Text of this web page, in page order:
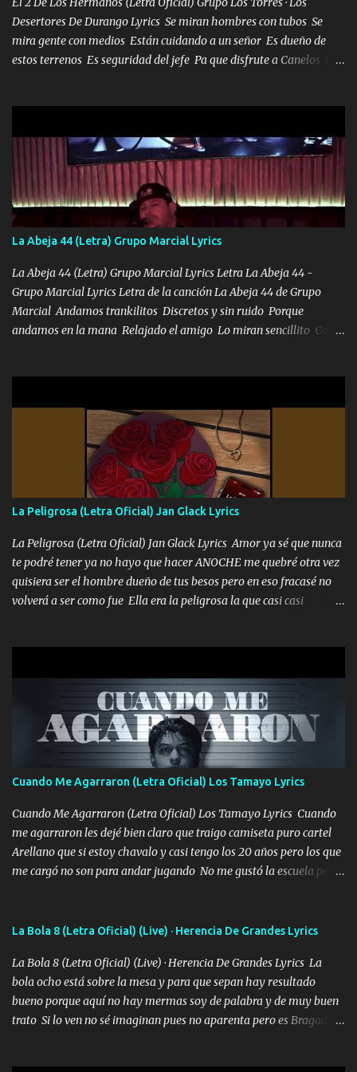
Desertores De Durango Lyrics Se miran hombres con tubos Se
mira gente con medios Están cuidando a un señor Es dueño de
estos terrenos Es seguridad del jefe Pa que disfrute a Canelos Es
ni tampoco las mujeres porque es platica de grandes por eso hay
que estar alegres doy las instrucciones para atender los deberes
Música Si es que salta algún problema de confianza tengo gente
ahí está el Hombre Cuarenta y también Pariente 7 arreglan
cualquier problema no más es cuestión que ordené NOS HACE
FALTA UN HERMANO DE CLAVE ERA EL 24 SIEMPRE FUE UN
HOMBRE VALIENTE POR ALGO M'URIÓ PELEAND0 SIEMPRE
VIO POR LA FAMILIA PARA QUE SIGA EL LEGADO Es el DOS de
los HERMANOS un cerebro inteligente y com...
La Abeja 44 (Letra) Grupo Marcial Lyrics
La Abeja 44 (Letra) Grupo Marcial Lyrics Letra La Abeja 44 -
Grupo Marcial Lyrics Letra de la canción La Abeja 44 de Grupo
Marcial Andamos trankilitos Discretos y sin ruido Porque
andamos en la mana Relajado el amigo Lo miran sencillito Con
coronamos Se jala los marciales Y sus guitarras ya van sonando
Un gallardo me prendo Para agarrar el vuelo y la mente y
tranquilizando Tomense un buen trago Y así es como empezamos
los versos que voy cantando (Music) A vido alta y bajas La carreta
se atora Pero nunca le aflojamos Ya me han pasado cosas Y
aunque ustedes no sepan Pero la vida es muy corta Hay que
echarle chingazos Y seguir trabajando porque nada es...
La Peligrosa (Letra Oficial) Jan Glack Lyrics
La Peligrosa (Letra Oficial) Jan Glack Lyrics Amor ya sé que nunca
te podré tener ya no hayo que hacer ANOCHE me quebré otra vez
quisiera ser el hombre dueño de tus besos pero en eso fracasé no
volverá a ser como fue Ella era la peligrosa la que casi casi
Música Amar me duele estoy rodeado de mujeres pero solo
quieren billetes y yo que solo ocupo verte Recuerdo echábamos
pasión en la troca tus labios besándome yo quitándote la ropa no
quiero que sea nunca con otra yo quiero llevarte a la Luna y si
quieres en ese momento te pido que seas mi esposa Chingada
madre no quiero dejar de tenerte no ayuda la p'uta loquera y al
chile quisiera ser menos de ti dependiente la pinche tristeza me
encierra princesa tu sabes que nunca saldras de mi mente Ella era
la peligro...
Cuando Me Agarraron (Letra Oficial) Los Tamayo Lyrics
Cuando Me Agarraron (Letra Oficial) Los Tamayo Lyrics Cuando
me agarraron les dejé bien claro que traigo camiseta puro cartel
Arellano que si estoy chavalo y casi tengo los 20 años pero los que
me cargó no son para andar jugando No me gustó la escuela pero
firme el legado que si como me llamó varios ya se han preguntado
fajado y mi R terciado me van a ver allá por TJ para un licenciado
mando un abrazo andamos al cien Choritas también Música
Ando en la colonia bien acelerado traigo un M2 que nunca me ha
fallado para mi compadre mandó un fuerte abrazo también al
La Bola 8 (Letra Oficial) (Live) · Herencia De Grandes Lyrics
La Bola 8 (Letra Oficial) (Live) · Herencia De Grandes Lyrics La
bola ocho está sobre la mesa y para que sepan hay resultado
bueno porque aquí no hay mermas soy de palabra y de muy buen
trato Si lo ven no sé imaginan pues no aparenta pero es Bragado a